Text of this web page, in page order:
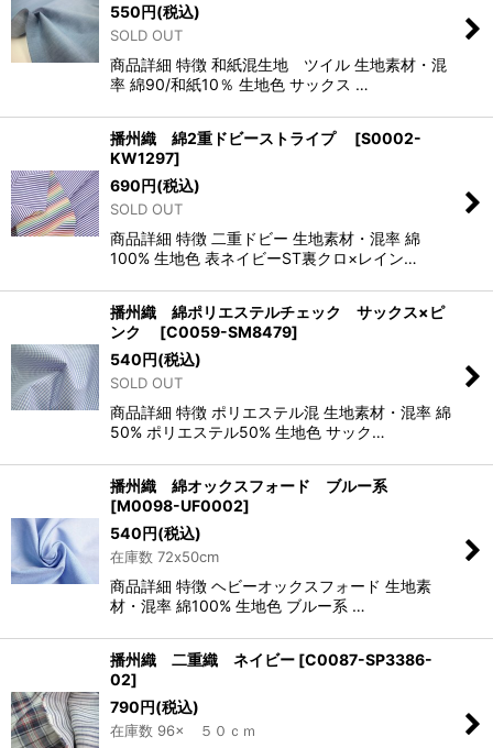
550円(税込)
SOLD OUT
商品詳細 特徴 和紙混生地 ツイル 生地素材・混
率 綿90/和紙10％ 生地色 サックス …
播州織 綿2重ドビーストライプ [S0002-
KW1297]
690円(税込)
SOLD OUT
商品詳細 特徴 二重ドビー 生地素材・混率 綿
100% 生地色 表ネイビーST裏クロ×レイン…
播州織 綿ポリエステルチェック サックス×ピ
ンク
[C0059-SM8479]
540円(税込)
SOLD OUT
商品詳細 特徴 ポリエステル混 生地素材・混率 綿
50% ポリエステル50% 生地色 サック…
播州織 綿オックスフォード ブルー系
[M0098-UF0002]
540円(税込)
在庫数 72x50cm
商品詳細 特徴 ヘビーオックスフォード 生地素
材・混率 綿100% 生地色 ブルー系 …
播州織 二重織 ネイビー [C0087-SP3386-
02]
790円(税込)
在庫数 96× ５０ｃｍ